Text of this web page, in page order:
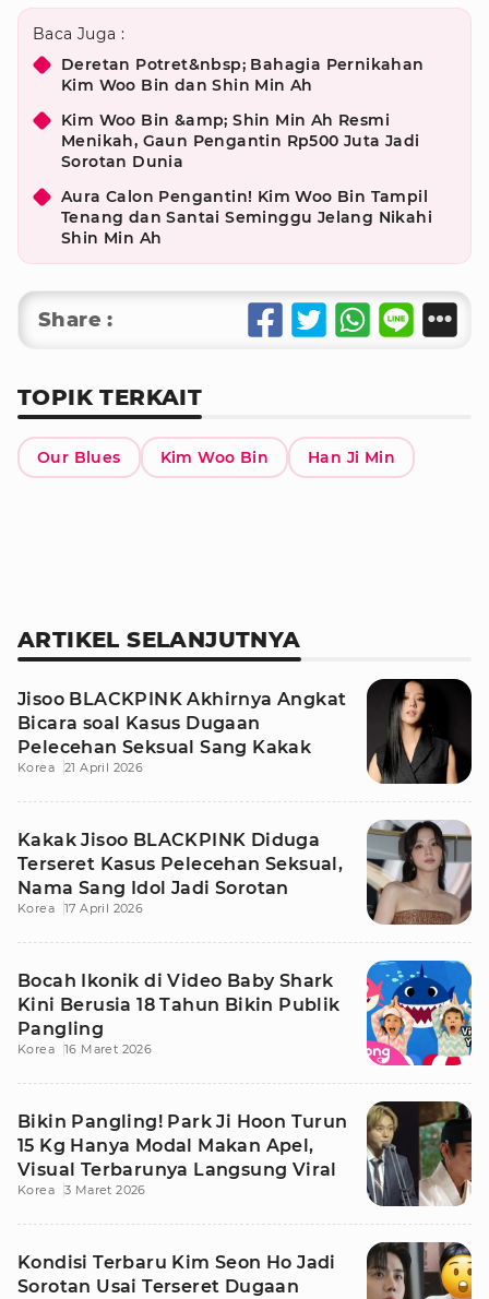
Baca Juga :
Deretan Potret&nbsp; Bahagia Pernikahan
Kim Woo Bin dan Shin Min Ah
Kim Woo Bin &amp; Shin Min Ah Resmi
Menikah, Gaun Pengantin Rp500 Juta Jadi
Sorotan Dunia
Aura Calon Pengantin! Kim Woo Bin Tampil
Tenang dan Santai Seminggu Jelang Nikahi
Shin Min Ah
Share :
TOPIK TERKAIT
Our Blues Kim Woo Bin Han Ji Min
ARTIKEL SELANJUTNYA
Jisoo BLACKPINK Akhirnya Angkat
Bicara soal Kasus Dugaan
Pelecehan Seksual Sang Kakak
Korea 21 April 2026
Kakak Jisoo BLACKPINK Diduga
Terseret Kasus Pelecehan Seksual,
Nama Sang Idol Jadi Sorotan
Korea 17 April 2026
Bocah Ikonik di Video Baby Shark
Kini Berusia 18 Tahun Bikin Publik
Pangling
Korea 16 Maret 2026
Bikin Pangling! Park Ji Hoon Turun
15 Kg Hanya Modal Makan Apel,
Visual Terbarunya Langsung Viral
Korea 3 Maret 2026
Kondisi Terbaru Kim Seon Ho Jadi
Sorotan Usai Terseret Dugaan